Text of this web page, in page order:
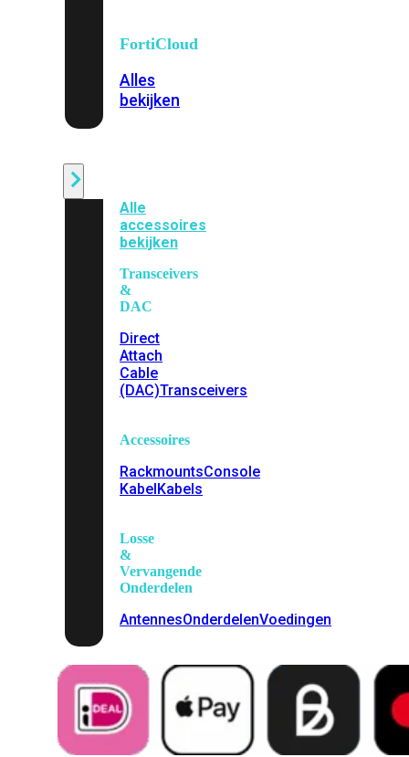
FortiCloud
Alles
bekijken
Alle
accessoires
bekijken
Transceivers
&
DAC
Direct
Attach
Cable
(DAC)Transceivers
Accessoires
RackmountsConsole
KabelKabels
Losse
&
Vervangende
Onderdelen
AntennesOnderdelenVoedingen